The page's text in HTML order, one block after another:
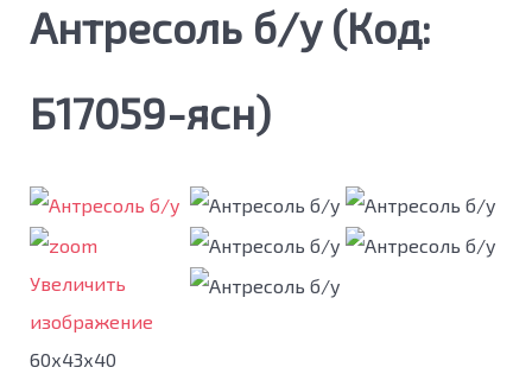
Антресоль б/у (Код:
Б17059-ясн)
Увеличить
изображение
60х43х40